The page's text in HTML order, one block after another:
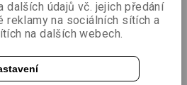
test
Z nosu
dalších údajů vč. jejich předání
reklamy na sociálních sítích a
na dalších webech.